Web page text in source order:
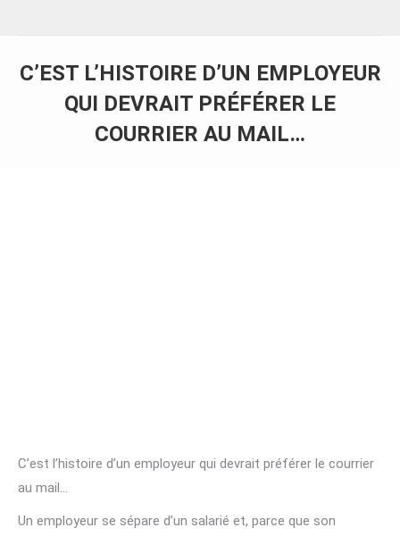
C’EST L’HISTOIRE D’UN EMPLOYEUR
QUI DEVRAIT PRÉFÉRER LE
COURRIER AU MAIL…
C’est l’histoire d’un employeur qui devrait préférer le courrier
au mail…
Un employeur se sépare d’un salarié et, parce que son